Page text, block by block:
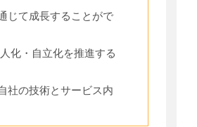
じて成長することがで
化・自立化を推進する
社の技術とサービス内